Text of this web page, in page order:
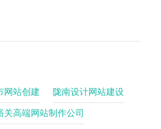
网站创建 陇南设计网站建设
关高端网站制作公司